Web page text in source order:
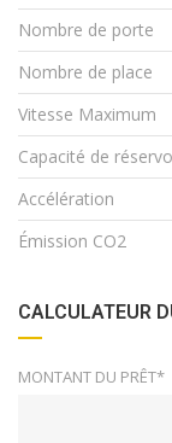
Nombre de porte
Nombre de place
Vitesse Maximum
Capacité de
Accélération
Émission CO2
CALCULATEUR
MONTANT DU PRÊT*